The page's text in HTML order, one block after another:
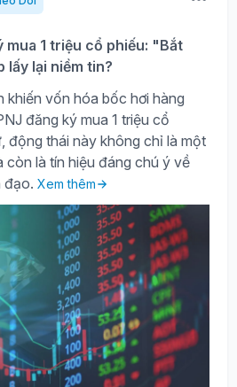
mua 1 triệu cổ phiếu: "Bắt
lấy lại niềm tin?
khiến vốn hóa bốc hơi hàng
đăng ký mua 1 triệu cổ
động thái này không chỉ là một
còn là tín hiệu đáng chú ý về
đạo. Xem thêm